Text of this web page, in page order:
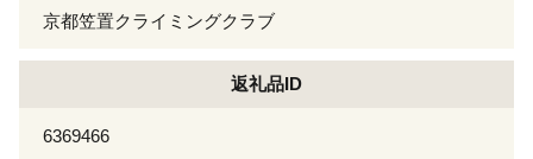
京都笠置クライミングクラブ
返礼品ID
6369466